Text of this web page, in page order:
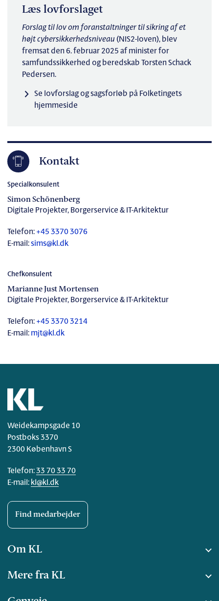
Læs lovforslaget
Forslag til lov om foranstaltninger til sikring af et
højt cybersikkerhedsniveau (NIS2-loven), blev
fremsat den 6. februar 2025 af minister for
samfundssikkerhed og beredskab Torsten Schack
Pedersen.
Se lovforslag og sagsforløb på Folketingets
hjemmeside
Kontakt
Specialkonsulent
Simon Schönenberg
Digitale Projekter, Borgerservice & IT-Arkitektur
Telefon: +45 3370 3076
E-mail:sims@kl.dk
Chefkonsulent
Marianne Just Mortensen
Digitale Projekter, Borgerservice & IT-Arkitektur
Telefon: +45 3370 3214
E-mail: mjt@kl.dk
Weidekampsgade 10
Postboks 3370
2300 København S
Telefon:33 70 33 70
E-mail: kl@kl.dk
Find medarbejder
Om KL
Mere fra KL